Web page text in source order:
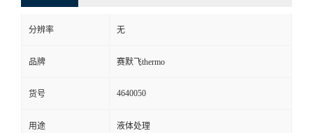
分辨率 无
品牌 赛默飞thermo
货号 4640050
用途 液体处理